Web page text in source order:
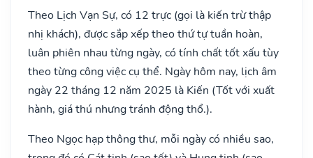
Theo Lịch Vạn Sự, có 12 trực (gọi là kiến trừ thập
nhị khách), được sắp xếp theo thứ tự tuần hoàn,
luân phiên nhau từng ngày, có tính chất tốt xấu tùy
theo từng công việc cụ thể. Ngày hôm nay, lịch âm
ngày 22 tháng 12 năm 2025 là Kiến (Tốt với xuất
hành, giá thú nhưng tránh động thổ.).
Theo Ngọc hạp thông thư, mỗi ngày có nhiều sao,